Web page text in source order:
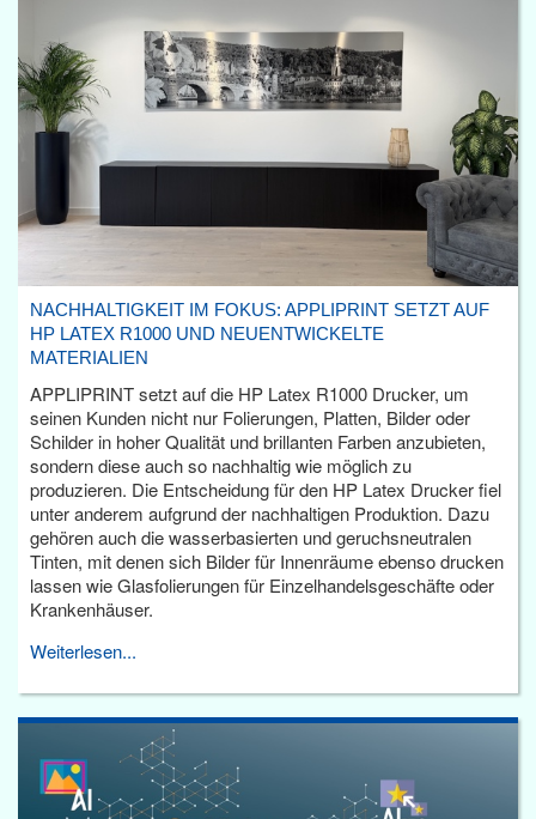
NACHHALTIGKEIT IM FOKUS: APPLIPRINT SETZT AUF
HP LATEX R1000 UND NEUENTWICKELTE
MATERIALIEN
APPLIPRINT setzt auf die HP Latex R1000 Drucker, um
seinen Kunden nicht nur Folierungen, Platten, Bilder oder
Schilder in hoher Qualität und brillanten Farben anzubieten,
sondern diese auch so nachhaltig wie möglich zu
produzieren. Die Entscheidung für den HP Latex Drucker fiel
unter anderem aufgrund der nachhaltigen Produktion. Dazu
gehören auch die wasserbasierten und geruchsneutralen
Tinten, mit denen sich Bilder für Innenräume ebenso drucken
lassen wie Glasfolierungen für Einzelhandelsgeschäfte oder
Krankenhäuser.
Weiterlesen...